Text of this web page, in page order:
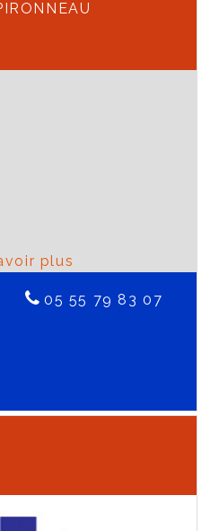
05 55 79 83 07